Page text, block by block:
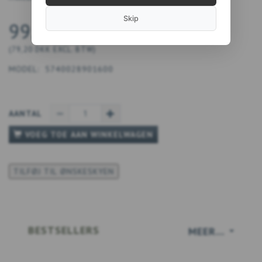
99,00 DKK
EXCL. BTW
MODEL: 5740028901600
AANTAL
VOEG TOE AAN WINKELWAGEN
TILFØJ TIL ØNSKESKYEN
MEER...
BESTSELLERS
Skip